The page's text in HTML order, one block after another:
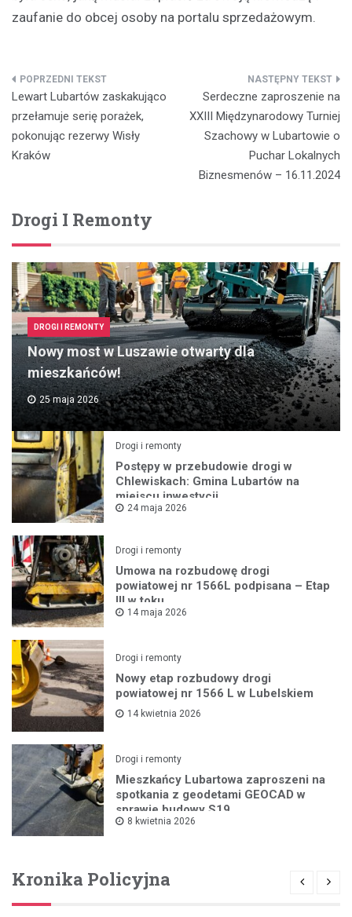
zaufanie do obcej osoby na portalu sprzedażowym.
Nawigacja
wpisu
Lewart Lubartów zaskakująco
przełamuje serię porażek,
pokonując rezerwy Wisły
Kraków
Serdeczne zaproszenie na
XXIII Międzynarodowy Turniej
Szachowy w Lubartowie o
Puchar Lokalnych
Biznesmenów – 16.11.2024
Drogi I Remonty
DROGI I REMONTY
Nowy most w Luszawie otwarty dla
mieszkańców!
25 maja 2026
Drogi i remonty
Postępy w przebudowie drogi w
Chlewiskach: Gmina Lubartów na
miejscu inwestycji
24 maja 2026
Drogi i remonty
Umowa na rozbudowę drogi
powiatowej nr 1566L podpisana – Etap
III w toku
14 maja 2026
Drogi i remonty
Nowy etap rozbudowy drogi
powiatowej nr 1566 L w Lubelskiem
14 kwietnia 2026
Drogi i remonty
Mieszkańcy Lubartowa zaproszeni na
spotkania z geodetami GEOCAD w
sprawie budowy S19
8 kwietnia 2026
Kronika Policyjna